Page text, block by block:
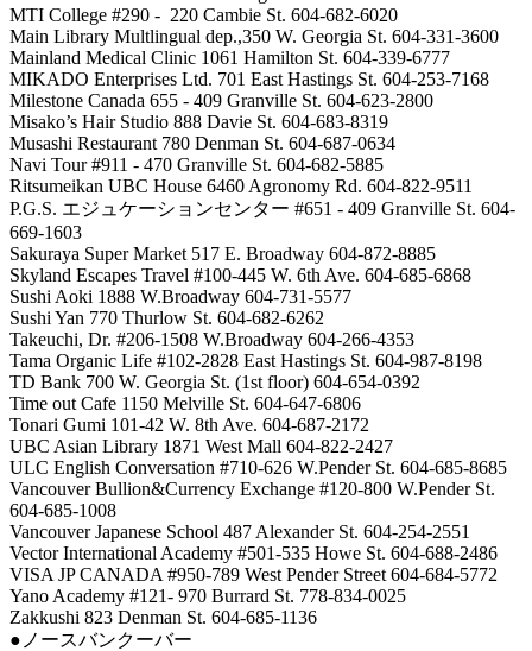
MTI College #290 - 220 Cambie St. 604-682-6020
Main Library Multlingual dep.,350 W. Georgia St. 604-331-3600
Mainland Medical Clinic 1061 Hamilton St. 604-339-6777
MIKADO Enterprises Ltd. 701 East Hastings St. 604-253-7168
Milestone Canada 655 - 409 Granville St. 604-623-2800
Misako’s Hair Studio 888 Davie St. 604-683-8319
Musashi Restaurant 780 Denman St. 604-687-0634
Navi Tour #911 - 470 Granville St. 604-682-5885
Ritsumeikan UBC House 6460 Agronomy Rd. 604-822-9511
P.G.S. エジュケーションセンター #651 - 409 Granville St. 604-
669-1603
Sakuraya Super Market 517 E. Broadway 604-872-8885
Skyland Escapes Travel #100-445 W. 6th Ave. 604-685-6868
Sushi Aoki 1888 W.Broadway 604-731-5577
Sushi Yan 770 Thurlow St. 604-682-6262
Takeuchi, Dr. #206-1508 W.Broadway 604-266-4353
Tama Organic Life #102-2828 East Hastings St. 604-987-8198
TD Bank 700 W. Georgia St. (1st floor) 604-654-0392
Time out Cafe 1150 Melville St. 604-647-6806
Tonari Gumi 101-42 W. 8th Ave. 604-687-2172
UBC Asian Library 1871 West Mall 604-822-2427
ULC English Conversation #710-626 W.Pender St. 604-685-8685
Vancouver Bullion&Currency Exchange #120-800 W.Pender St.
604-685-1008
Vancouver Japanese School 487 Alexander St. 604-254-2551
Vector International Academy #501-535 Howe St. 604-688-2486
VISA JP CANADA #950-789 West Pender Street 604-684-5772
Yano Academy #121- 970 Burrard St. 778-834-0025
Zakkushi 823 Denman St. 604-685-1136
●ノースバンクーバー